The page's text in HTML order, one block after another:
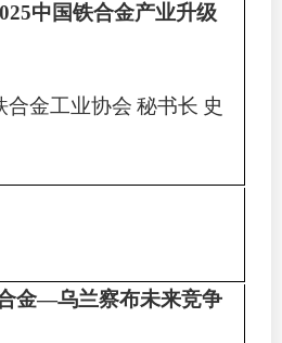
中国铁合金产业升级
合金工业协会 秘书长 史
金—乌兰察布未来竞争